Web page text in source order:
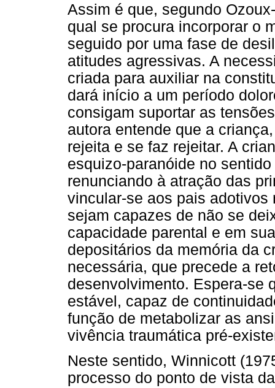
Assim é que, segundo
qual se procura incorporar o
seguido por uma fase de
atitudes agressivas. A
criada para auxiliar na
dará início a um período
consigam suportar as
autora entende que a
rejeita e se faz rejeitar. A
esquizo-paranóide no
renunciando à atração das
vincular-se aos pais
sejam capazes de não se
capacidade parental e em
depositários da memória da
necessária, que precede a
desenvolvimento. Espera-se
estável, capaz de
função de metabolizar as
vivência traumática pré-
Neste sentido, Winnicott
processo do ponto de vista